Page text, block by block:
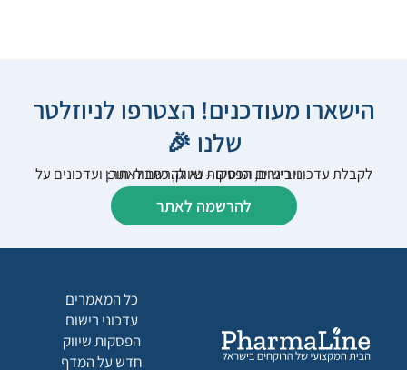
הישארו מעודכנים! הצטרפו לניוזלטר
שלנו 🎉
לקבלת עדכוני רישום, הפסקות שיווק, כתבות תוכן ועדכונים על וובינרים וכנסים – נא להרשם לאתר:
להרשמה לאתר
כל המאמרים
עדכוני רישום
הפסקות שיווק
חדש על המדף